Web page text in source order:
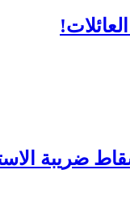
ضريبة